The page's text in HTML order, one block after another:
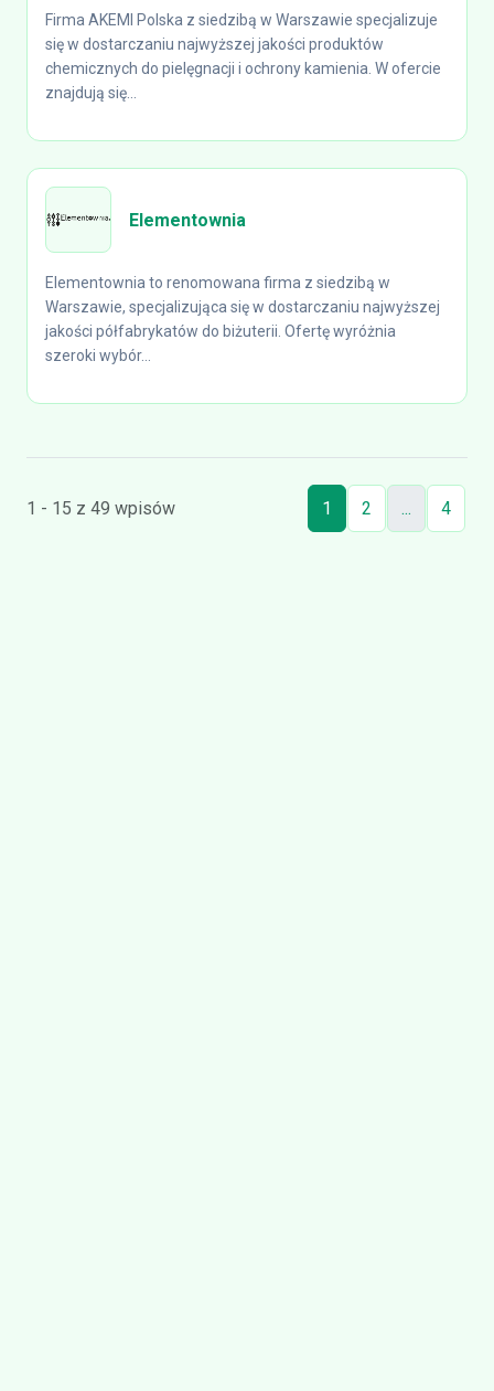
Firma AKEMI Polska z siedzibą w Warszawie specjalizuje
się w dostarczaniu najwyższej jakości produktów
chemicznych do pielęgnacji i ochrony kamienia. W ofercie
znajdują się...
Elementownia
Elementownia to renomowana firma z siedzibą w
Warszawie, specjalizująca się w dostarczaniu najwyższej
jakości półfabrykatów do biżuterii. Ofertę wyróżnia
szeroki wybór...
1 - 15 z 49 wpisów 1 2 ... 4